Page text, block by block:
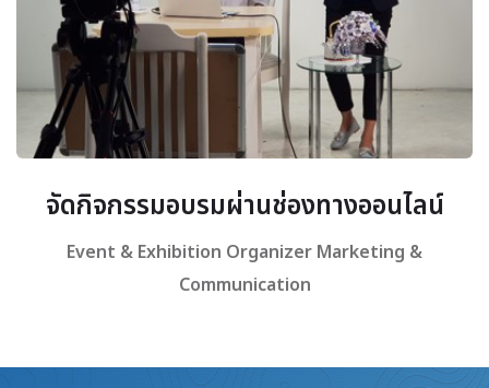
จัดกิจกรรมอบรมผ่านช่องทางออนไลน์
Event & Exhibition Organizer Marketing &
Communication